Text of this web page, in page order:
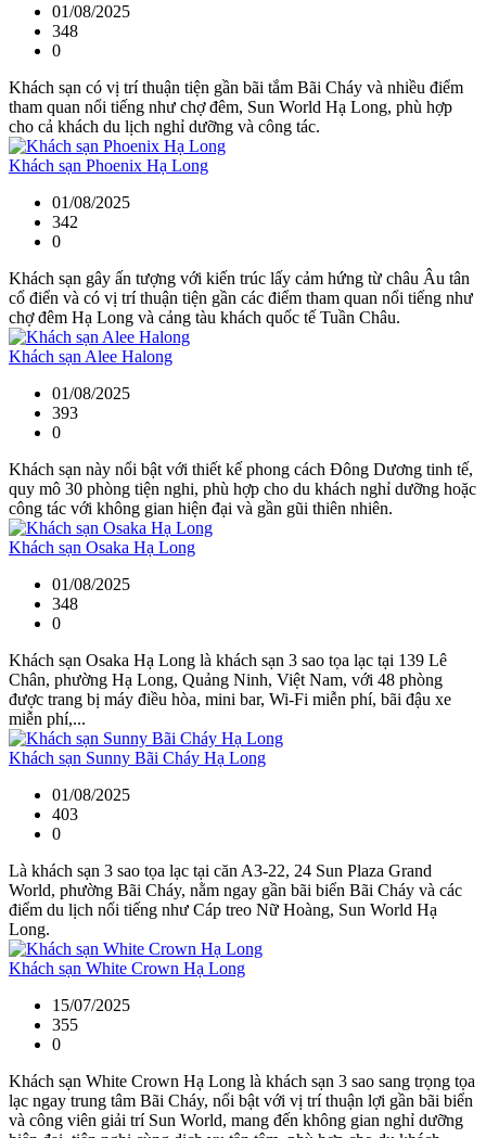
01/08/2025
348
0
Khách sạn có vị trí thuận tiện gần bãi tắm Bãi Cháy và nhiều điểm
tham quan nổi tiếng như chợ đêm, Sun World Hạ Long, phù hợp
cho cả khách du lịch nghỉ dưỡng và công tác.
Khách sạn Phoenix Hạ Long
01/08/2025
342
0
Khách sạn gây ấn tượng với kiến trúc lấy cảm hứng từ châu Âu tân
cổ điển và có vị trí thuận tiện gần các điểm tham quan nổi tiếng như
chợ đêm Hạ Long và cảng tàu khách quốc tế Tuần Châu.
Khách sạn Alee Halong
01/08/2025
393
0
Khách sạn này nổi bật với thiết kế phong cách Đông Dương tinh tế,
quy mô 30 phòng tiện nghi, phù hợp cho du khách nghỉ dưỡng hoặc
công tác với không gian hiện đại và gần gũi thiên nhiên.
Khách sạn Osaka Hạ Long
01/08/2025
348
0
Khách sạn Osaka Hạ Long là khách sạn 3 sao tọa lạc tại 139 Lê
Chân, phường Hạ Long, Quảng Ninh, Việt Nam, với 48 phòng
được trang bị máy điều hòa, mini bar, Wi-Fi miễn phí, bãi đậu xe
miễn phí,...
Khách sạn Sunny Bãi Cháy Hạ Long
01/08/2025
403
0
Là khách sạn 3 sao tọa lạc tại căn A3-22, 24 Sun Plaza Grand
World, phường Bãi Cháy, nằm ngay gần bãi biển Bãi Cháy và các
điểm du lịch nổi tiếng như Cáp treo Nữ Hoàng, Sun World Hạ
Long.
Khách sạn White Crown Hạ Long
15/07/2025
355
0
Khách sạn White Crown Hạ Long là khách sạn 3 sao sang trọng tọa
lạc ngay trung tâm Bãi Cháy, nổi bật với vị trí thuận lợi gần bãi biển
và công viên giải trí Sun World, mang đến không gian nghỉ dưỡng